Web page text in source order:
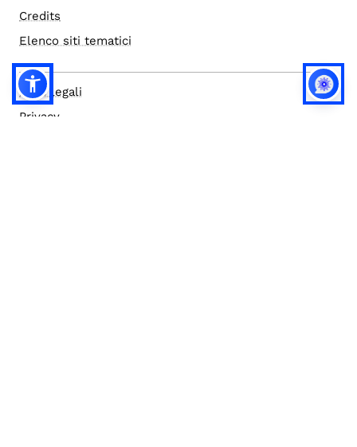
Credits
Elenco siti tematici
Note legali
Privacy